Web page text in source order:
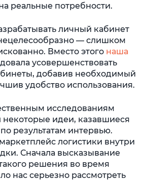
реальные потребности.
личный кабинет
— слишком
Вместо этого наша
усовершенствовать
добавив необходимый
удобство использования.
исследованиям
идеи, казавшиеся
результатам интервью.
логистики внутри
Сначала высказывание
решения во время
нас серьезно рассмотреть